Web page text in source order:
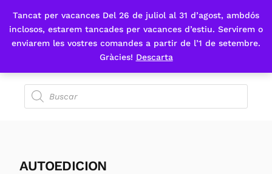
Tancat per vacances Del 26 de juliol al 31 d’agost, ambdós
inclosos, estarem tancades per vacances d’estiu. Servirem o
enviarem les vostres comandes a partir de l’1 de setembre.
Gràcies! Descarta
Fes-te'n sòcia
AUTOEDICION